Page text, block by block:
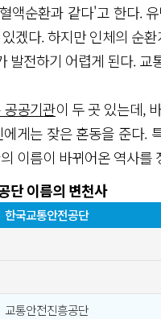
액순환과 같다'고 한다.
겠다. 하지만 인체의 순
발전하기 어렵게 된다.
공기관이 두 곳 있는데,
게는 잦은 혼동을 준다.
이름이 바뀌어온 역사를
단 이름의 변천사
한국교통안전공단
교통안전진흥공단